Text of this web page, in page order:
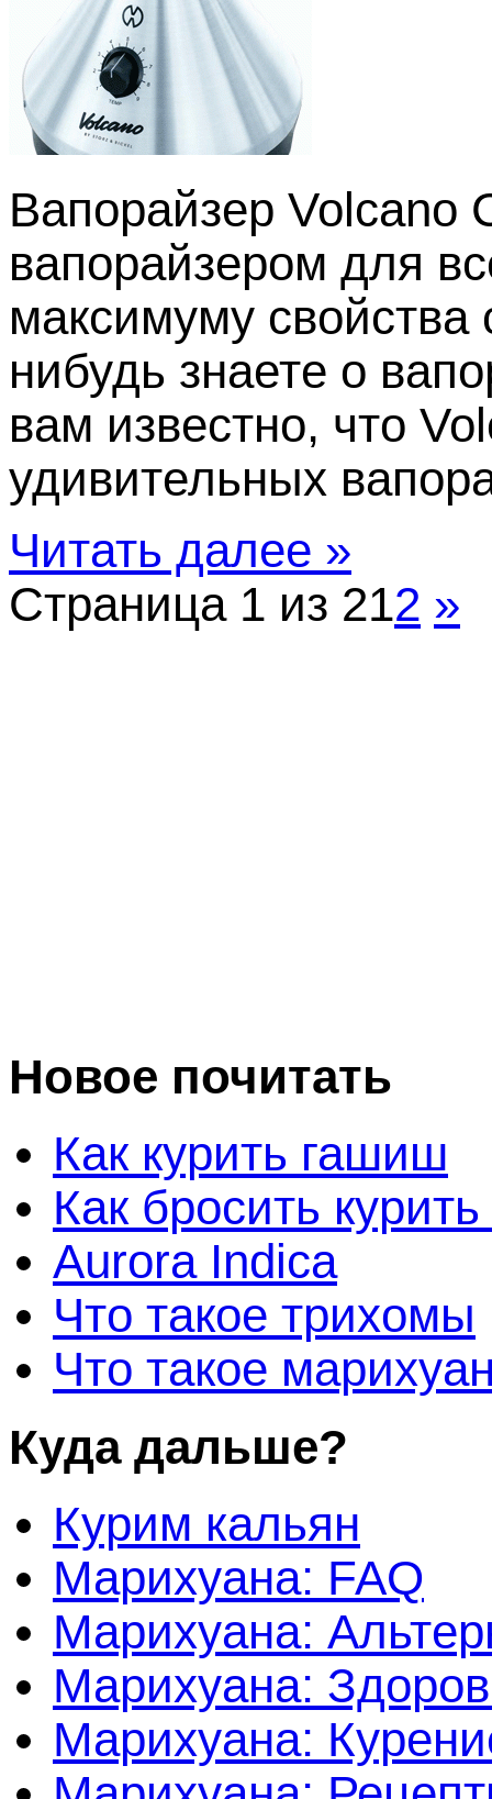
Вапорайзер Volcano
вапорайзером для
максимуму
нибудь знаете о
вам известно, что
удивительных
Читать далее »
Страница 1 из 212 »
Новое почитать
Как курить гашиш
Как бросить
Aurora Indica
Что такое трихомы
Что такое
Куда дальше?
Курим кальян
Марихуана: FAQ
Марихуана:
Марихуана:
Марихуана: